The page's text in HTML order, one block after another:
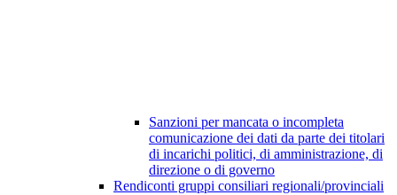
Sanzioni per mancata o incompleta
comunicazione dei dati da parte dei titolari
di incarichi politici, di amministrazione, di
direzione o di governo
Rendiconti gruppi consiliari regionali/provinciali